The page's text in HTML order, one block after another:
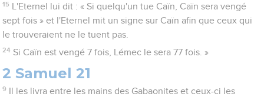
15
L'Eternel lui dit : « Si quelqu'un tue Caïn, Caïn sera vengé
sept fois » et l'Eternel mit un signe sur Caïn afin que ceux qui
le trouveraient ne le tuent pas.
24 Si Caïn est vengé 7 fois, Lémec le sera 77 fois. »
2 Samuel 21
9
Il les livra entre les mains des Gabaonites et ceux-ci les